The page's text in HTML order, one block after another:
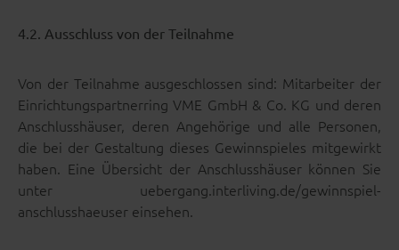
4.2. Ausschluss von der Teilnahme
Von der Teilnahme ausgeschlossen sind: Mitarbeiter der
Einrichtungspartnerring VME GmbH & Co. KG und deren
Anschlusshäuser, deren Angehörige und alle Personen,
die bei der Gestaltung dieses Gewinnspieles mitgewirkt
haben. Eine Übersicht der Anschlusshäuser können Sie
unter uebergang.interliving.de/gewinnspiel-
anschlusshaeuser einsehen.